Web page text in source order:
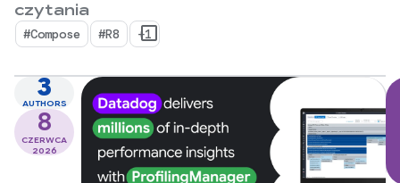
asynchronicznego. Biblioteka oferuje dobrze
zaprojektowany i uporządkowany sposób
zarządzania współbieżnymi przepływami, który
jest natywny dla Kotlina.
czytania
#Compose #R8 +1
3
AUTHORS
8
CZERWCA
2026